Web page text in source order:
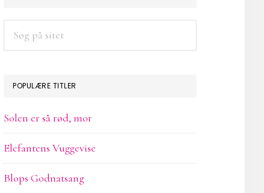
SIDEBAR
POPULÆRE TITLER
Solen er så rød, mor
Elefantens Vuggevise
Blops Godnatsang